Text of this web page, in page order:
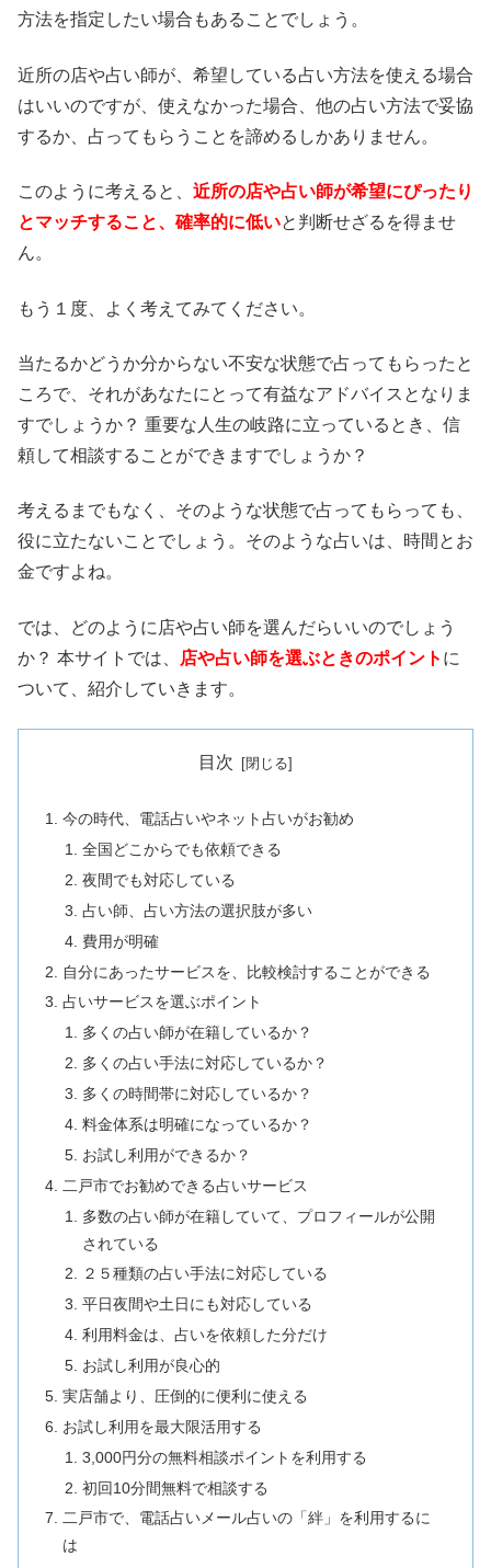
方法を指定したい場合もあることでしょう。
近所の店や占い師が、希望している占い方法を使える場合
はいいのですが、使えなかった場合、他の占い方法で妥協
するか、占ってもらうことを諦めるしかありません。
このように考えると、 近所の店や占い師が希望にぴったり
とマッチすること、確率的に低いと判断せざるを得ませ
ん。
もう１度、よく考えてみてください。
当たるかどうか分からない不安な状態で占ってもらったと
ころで、それがあなたにとって有益なアドバイスとなりま
すでしょうか？ 重要な人生の岐路に立っているとき、信
頼して相談することができますでしょうか？
考えるまでもなく、そのような状態で占ってもらっても、
役に立たないことでしょう。そのような占いは、時間とお
金ですよね。
では、どのように店や占い師を選んだらいいのでしょう
か？ 本サイトでは、
店や占い師を選ぶときのポイント に
ついて、紹介していきます。
目次
今の時代、電話占いやネット占いがお勧め
全国どこからでも依頼できる
夜間でも対応している
占い師、占い方法の選択肢が多い
費用が明確
自分にあったサービスを、比較検討することができる
占いサービスを選ぶポイント
多くの占い師が在籍しているか？
多くの占い手法に対応しているか？
多くの時間帯に対応しているか？
料金体系は明確になっているか？
お試し利用ができるか？
二戸市でお勧めできる占いサービス
多数の占い師が在籍していて、プロフィールが公開
されている
２５種類の占い手法に対応している
平日夜間や土日にも対応している
利用料金は、占いを依頼した分だけ
お試し利用が良心的
実店舗より、圧倒的に便利に使える
お試し利用を最大限活用する
3,000円分の無料相談ポイントを利用する
初回10分間無料で相談する
二戸市で、電話占いメール占いの「絆」を利用するに
は